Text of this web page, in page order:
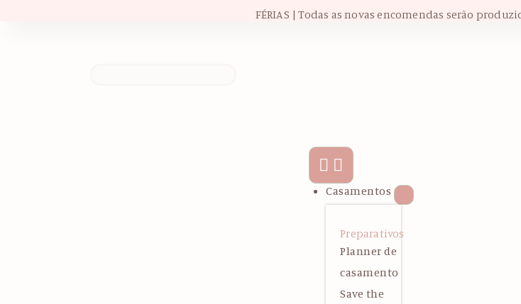
FÉRIAS | Todas as novas encomendas serão
Casamentos
Preparativos
Planner de
casamento
Save the